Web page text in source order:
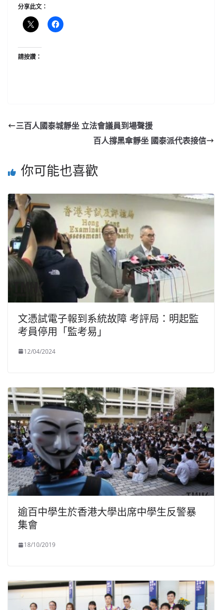
分享此文：
請按讚：
三百人國泰城靜坐 立法會議員到場聲援
百人撐黑傘靜坐 國泰派代表接信
你可能也喜歡
文憑試電子報到系統故障 考評局：明起監
考員停用「監考易」
12/04/2024
逾百中學生於香港大學出席中學生反警暴
集會
18/10/2019